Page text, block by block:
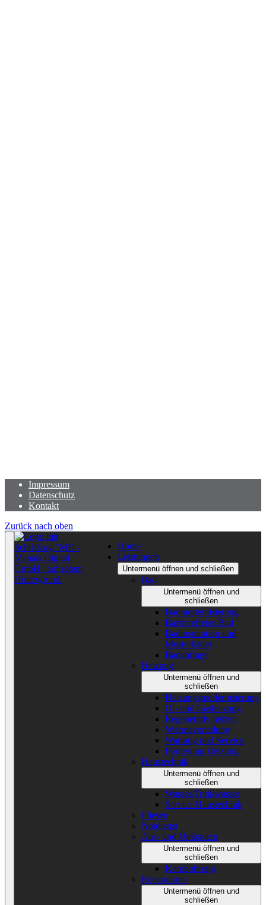
Impressum
Datenschutz
Kontakt
Zurück nach oben
Home
Leistungen
Untermenü öffnen und schließen
Bad
Untermenü öffnen und
schließen
Badmodernisierung
Barrierefreies Bad
Badinspiration und
Musterbäder
Badanfrage
Heizung
Untermenü öffnen und
schließen
Heizungsmodernisierung
Öl- und Gasheizung
Regenerativ heizen
Wärmeverteilung
Wartung und Service
Förderung Heizung
Haustechnik
Untermenü öffnen und
schließen
Wasser/Trinkwasser
Service Haustechnik
Fliesen
Notdienst
Aus- und Umbauten
Untermenü öffnen und
schließen
Kernbohrung
Reparaturen
Untermenü öffnen und
schließen